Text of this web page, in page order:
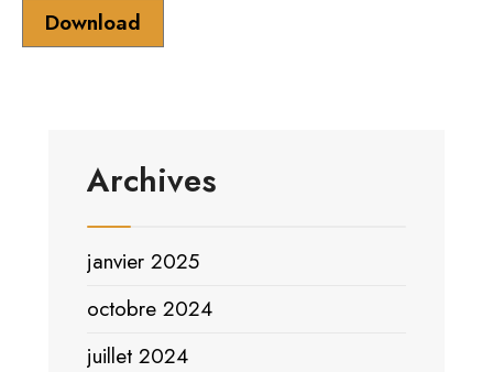
Download
Archives
janvier 2025
octobre 2024
juillet 2024